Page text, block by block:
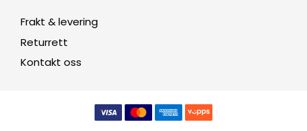
Frakt & levering
Returrett
Kontakt oss